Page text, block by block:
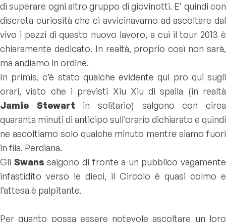
di superare ogni altro gruppo di giovinotti. E’ quindi con
discreta curiosità che ci avvicinavamo ad ascoltare dal
vivo i pezzi di questo nuovo lavoro, a cui il tour 2013 è
chiaramente dedicato. In realtà, proprio così non sarà,
ma andiamo in ordine.
In primis, c’è stato qualche evidente qui pro qui sugli
orari, visto che i previsti Xiu Xiu di spalla (in realtà
Jamie Stewart in solitario) salgono con circa
quaranta minuti di anticipo sull’orario dichiarato e quindi
ne ascoltiamo solo qualche minuto mentre siamo fuori
in fila. Perdiana.
Gli Swans salgono di fronte a un pubblico vagamente
infastidito verso le dieci, il Circolo è quasi colmo e
l’attesa è palpitante.
Per quanto possa essere notevole ascoltare un loro